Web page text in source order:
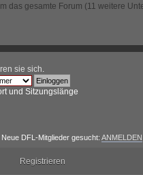
das gesamte Forum (11 weitere
sie sich
und Sitzungslänge
Neue DFL-Mitglieder gesucht: ANMELDEN
Registrieren